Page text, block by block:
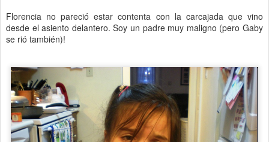
Florencia no pareció estar contenta con la carcajada que vino
desde el asiento delantero. Soy un padre muy maligno (pero Gaby
se rió también)!